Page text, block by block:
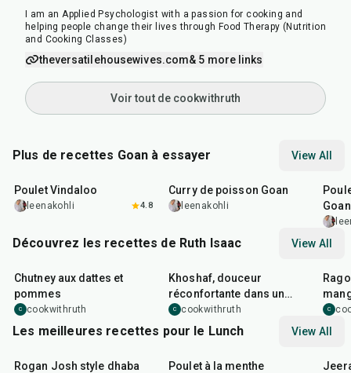
I am an Applied Psychologist with a passion for cooking and
helping people change their lives through Food Therapy (Nutrition
and Cooking Classes)
theversatilehousewives.com& 5 more links
Voir tout de cookwithruth
Plus de recettes Goan à essayer View All
Poulet Vindaloo
leenakohli 4.8
min
Curry de poisson Goan
leenakohli
Découvrez les recettes de Ruth Isaac View All
Chutney aux dattes et
pommes
C cookwithruth
Khoshaf, douceur
réconfortante dans un
verre
C cookwithruth C
Les meilleures recettes pour le Lunch View All
Rogan Josh style dhaba Poulet à la menthe